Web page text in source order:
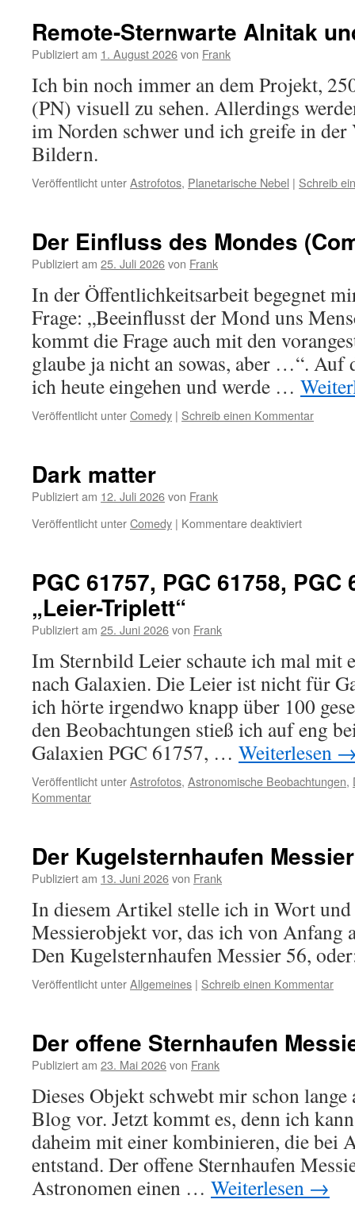
Remote-Sternwarte Alnitak
Publiziert am 1. August 2026von Frank
Ich bin noch immer an dem Projekt,
(PN) visuell zu sehen. Allerdings
im Norden schwer und ich greife in
Bildern.
Veröffentlicht unterAstrofotos, Planetarische Nebel | Schreib
Der Einfluss des Mondes
Publiziert am 25. Juli 2026von Frank
In der Öffentlichkeitsarbeit begegnet
Frage: „Beeinflusst der Mond uns
kommt die Frage auch mit den
glaube ja nicht an sowas, aber …“. Auf
ich heute eingehen und werde …
Veröffentlicht unterComedy | Schreib einen Kommentar
Dark matter
Publiziert am 12. Juli 2026von Frank
Veröffentlicht unterComedy | Kommentare deaktiviertfür
PGC 61757, PGC 61758, PGC
„Leier-Triplett“
Publiziert am 25. Juni 2026von Frank
Im Sternbild Leier schaute ich mal mit
nach Galaxien. Die Leier ist nicht für
ich hörte irgendwo knapp über 100
den Beobachtungen stieß ich auf eng
Galaxien PGC 61757, … Weiterlesen
Veröffentlicht unterAstrofotos, Astronomische Beobachtungen,
Kommentar
Der Kugelsternhaufen
Publiziert am 13. Juni 2026von Frank
In diesem Artikel stelle ich in Wort
Messierobjekt vor, das ich von Anfang
Den Kugelsternhaufen Messier 56,
Veröffentlicht unterAllgemeines | Schreib einen Kommentar
Der offene Sternhaufen
Publiziert am 23. Mai 2026von Frank
Dieses Objekt schwebt mir schon
Blog vor. Jetzt kommt es, denn ich
daheim mit einer kombinieren, die bei
entstand. Der offene Sternhaufen
Astronomen einen … Weiterlesen →